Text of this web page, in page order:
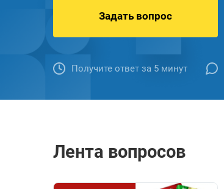
Задать вопрос
Получите ответ за 5 минут
Лента вопросов